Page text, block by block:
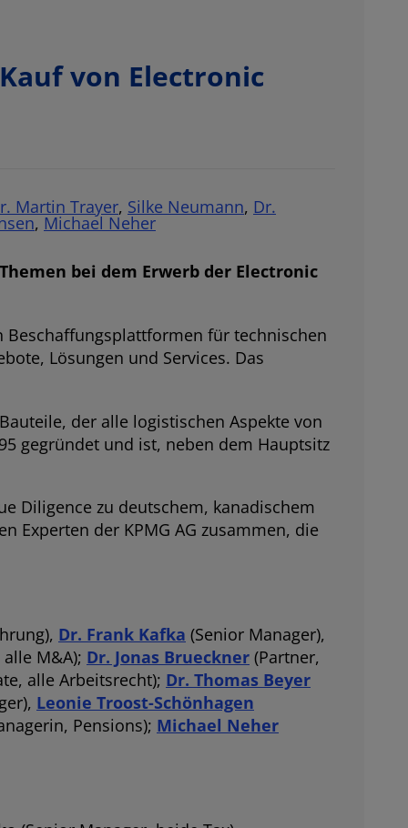
von Electronic
Martin Trayer, Silke Neumann, Dr.
, Michael Neher
bei dem Erwerb der Electronic
Beschaffungsplattformen für technischen
Lösungen und Services. Das
der alle logistischen Aspekte von
gegründet und ist, neben dem Hauptsitz
Diligence zu deutschem, kanadischem
Experten der KPMG AG zusammen, die
Dr. Frank Kafka (Senior Manager),
M&A); Dr. Jonas Brueckner (Partner,
alle Arbeitsrecht); Dr. Thomas Beyer
Leonie Troost-Schönhagen
Pensions); Michael Neher